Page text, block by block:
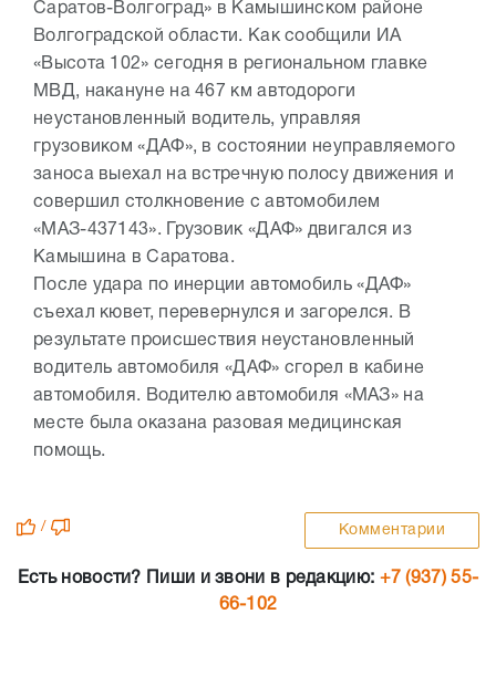
Саратов-Волгоград» в Камышинском районе
Волгоградской области. Как сообщили ИА
«Высота 102» сегодня в региональном главке
МВД, накануне на 467 км автодороги
неустановленный водитель, управляя
грузовиком «ДАФ», в состоянии неуправляемого
заноса выехал на встречную полосу движения и
совершил столкновение с автомобилем
«МАЗ-437143». Грузовик «ДАФ» двигался из
Камышина в Саратова.
После удара по инерции автомобиль «ДАФ»
съехал кювет, перевернулся и загорелся. В
результате происшествия неустановленный
водитель автомобиля «ДАФ» сгорел в кабине
автомобиля. Водителю автомобиля «МАЗ» на
месте была оказана разовая медицинская
помощь.
/ Комментарии
Есть новости? Пиши и звони в редакцию: +7 (937) 55-
66-102